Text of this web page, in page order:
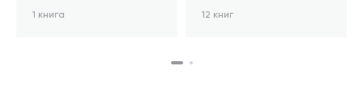
1 книга 12 книг